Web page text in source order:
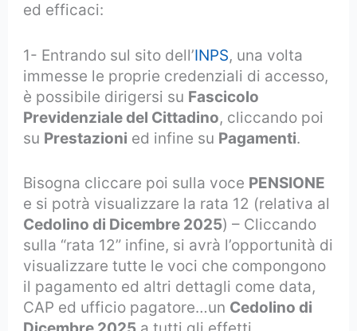
ed efficaci:
1- Entrando sul sito dell’INPS, una volta
immesse le proprie credenziali di accesso,
è possibile dirigersi su Fascicolo
Previdenziale del Cittadino, cliccando poi
su Prestazioni ed infine su Pagamenti.
Bisogna cliccare poi sulla voce PENSIONE
e si potrà visualizzare la rata 12 (relativa al
Cedolino di Dicembre 2025) – Cliccando
sulla “rata 12” infine, si avrà l’opportunità di
visualizzare tutte le voci che compongono
il pagamento ed altri dettagli come data,
CAP ed ufficio pagatore…un Cedolino di